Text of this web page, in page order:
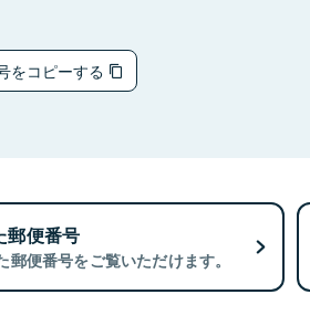
をコピーする
郵便番号
郵便番号をご覧いただけます。